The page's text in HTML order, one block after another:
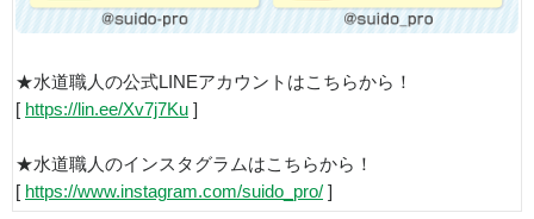
★水道職人の公式LINEアカウントはこちらから！
[ https://lin.ee/Xv7j7Ku ]
★水道職人のインスタグラムはこちらから！
[ https://www.instagram.com/suido_pro/ ]